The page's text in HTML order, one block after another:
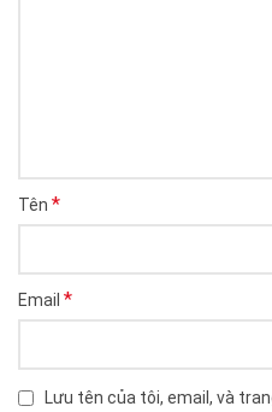
Tên *
Email *
Lưu tên của tôi, email, và